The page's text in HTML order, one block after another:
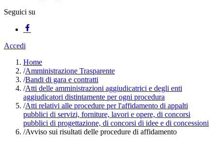
Seguici su
Accedi
Home
/Amministrazione Trasparente
/Bandi di gara e contratti
/Atti delle amministrazioni aggiudicatrici e degli enti
aggiudicatori distintamente per ogni procedura
/Atti relativi alle procedure per l'affidamento di appalti
pubblici di servizi, forniture, lavori e opere, di concorsi
pubblici di progettazione, di concorsi di idee e di concessioni
/Avviso sui risultati delle procedure di affidamento